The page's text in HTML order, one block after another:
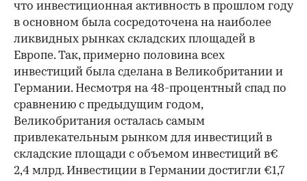
что инвестиционная активность в прошлом году
в основном была сосредоточена на наиболее
ликвидных рынках складских площадей в
Европе. Так, примерно половина всех
инвестиций была сделана в Великобритании и
Германии. Несмотря на 48-процентный спад по
сравнению с предыдущим годом,
Великобритания осталась самым
привлекательным рынком для инвестиций в
складские площади с объемом инвестиций в€
2,4 млрд. Инвестиции в Германии достигли €1,7